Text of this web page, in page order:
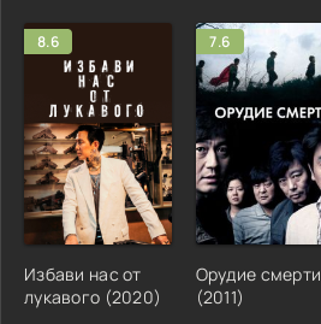
8.6
Избави нас от
лукавого (2020)
7.6
Орудие смерти
(2011)